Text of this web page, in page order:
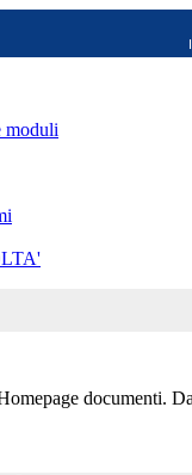
moduli
documenti.